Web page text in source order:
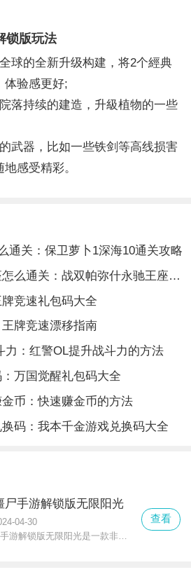
锁版玩法
的全新升级构建，将2个經典
体验感更好;
持续的建造，升級植物的一些
器，比如一些铁剑等高线损害
感受精彩。
通关：保卫萝卜1深海10通关攻略
战双帕弥什永驰王座怎么通关：战双帕弥什永驰王座通关攻略
竞速礼包码大全
牌竞速漂移指南
力：红警OL提升战斗力的方法
万国觉醒礼包码大全
币：快速赚金币的方法
码：我本千金游戏兑换码大全
尸手游解锁版无限阳光
04-30
植物大战僵尸手游解锁版无限阳光是一款非常不错的超人气策略塔防手游，在这款植物大战僵尸手游解锁版无限阳光中你可以感受到全新的策略战斗游戏玩法
查看